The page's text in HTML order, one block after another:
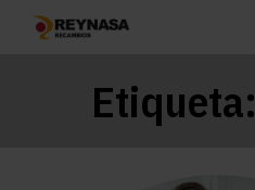
Etiqueta: